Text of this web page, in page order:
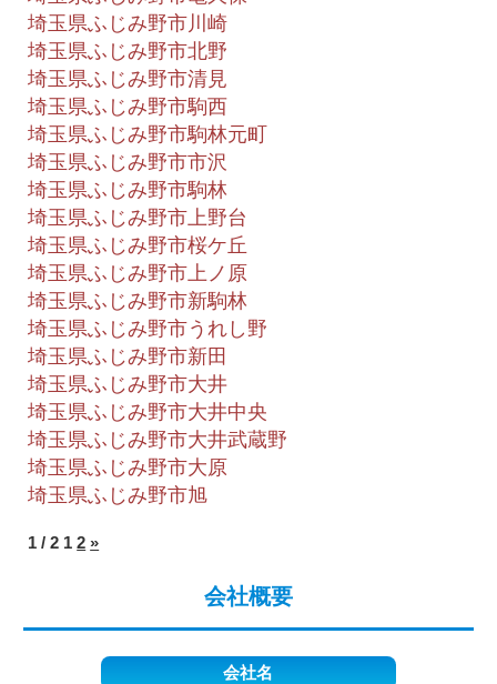
埼玉県ふじみ野市川崎
埼玉県ふじみ野市北野
埼玉県ふじみ野市清見
埼玉県ふじみ野市駒西
埼玉県ふじみ野市駒林元町
埼玉県ふじみ野市市沢
埼玉県ふじみ野市駒林
埼玉県ふじみ野市上野台
埼玉県ふじみ野市桜ケ丘
埼玉県ふじみ野市上ノ原
埼玉県ふじみ野市新駒林
埼玉県ふじみ野市うれし野
埼玉県ふじみ野市新田
埼玉県ふじみ野市大井
埼玉県ふじみ野市大井中央
埼玉県ふじみ野市大井武蔵野
埼玉県ふじみ野市大原
埼玉県ふじみ野市旭
1 / 2 1 2 »
会社概要
会社名